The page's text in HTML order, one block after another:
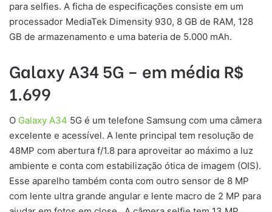
para selfies. A ficha de especificações consiste em um
processador MediaTek Dimensity 930, 8 GB de RAM, 128
GB de armazenamento e uma bateria de 5.000 mAh.
Galaxy A34 5G – em média R$
1.699
O Galaxy A34 5G é um telefone Samsung com uma câmera
excelente e acessível. A lente principal tem resolução de
48MP com abertura f/1.8 para aproveitar ao máximo a luz
ambiente e conta com estabilização ótica de imagem (OIS).
Esse aparelho também conta com outro sensor de 8 MP
com lente ultra grande angular e lente macro de 2 MP para